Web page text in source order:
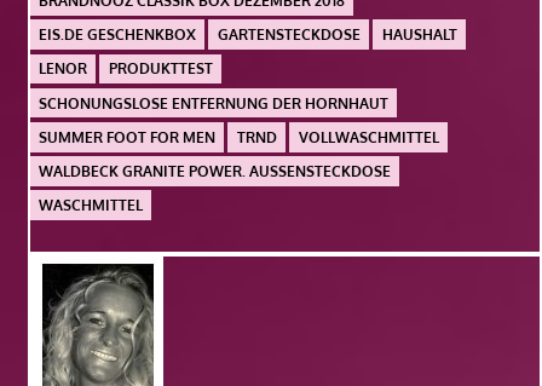
EIS.DE GESCHENKBOX
GARTENSTECKDOSE
HAUSHALT
LENOR
PRODUKTTEST
SCHONUNGSLOSE ENTFERNUNG DER HORNHAUT
SUMMER FOOT FOR MEN
TRND
VOLLWASCHMITTEL
WALDBECK GRANITE POWER. AUSSENSTECKDOSE
WASCHMITTEL